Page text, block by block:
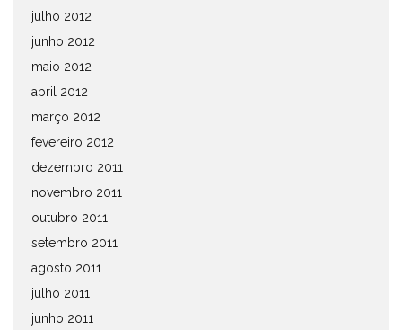
julho 2012
junho 2012
maio 2012
abril 2012
março 2012
fevereiro 2012
dezembro 2011
novembro 2011
outubro 2011
setembro 2011
agosto 2011
julho 2011
junho 2011